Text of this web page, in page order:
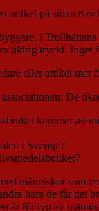
artikel på sidan 6
i
aldrig tryckt.
eller artikel mer
De
kommer att
i Sverige?
människor som
bara de får det
är för typ av